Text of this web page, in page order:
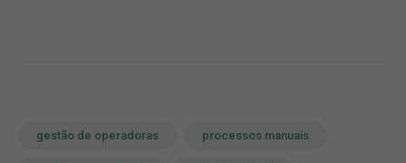
gestão de operadoras processos manuais